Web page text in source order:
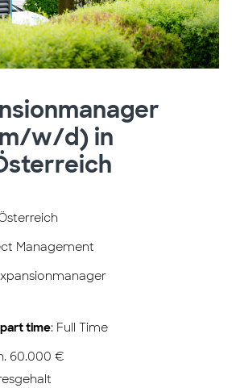
w/d) in
Management
time: Full Time
60.000 €